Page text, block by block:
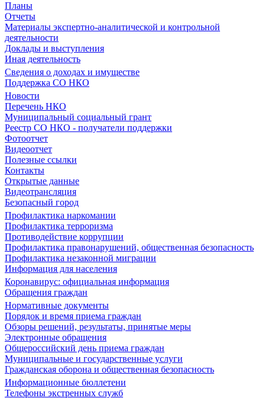
Планы
Отчеты
Материалы экспертно-аналитической и контрольной
деятельности
Доклады и выступления
Иная деятельность
Сведения о доходах и имуществе
Поддержка СО НКО
Новости
Перечень НКО
Муниципальный социальный грант
Реестр СО НКО - получатели поддержки
Фотоотчет
Видеоотчет
Полезные ссылки
Контакты
Открытые данные
Видеотрансляция
Безопасный город
Профилактика наркомании
Профилактика терроризма
Противодействие коррупции
Профилактика правонарушений, общественная безопасность
Профилактика незаконной миграции
Информация для населения
Коронавирус: официальная информация
Обращения граждан
Нормативные документы
Порядок и время приема граждан
Обзоры решений, результаты, принятые меры
Электронные обращения
Общероссийский день приема граждан
Муниципальные и государственные услуги
Гражданская оборона и общественная безопасность
Информационные бюллетени
Телефоны экстренных служб